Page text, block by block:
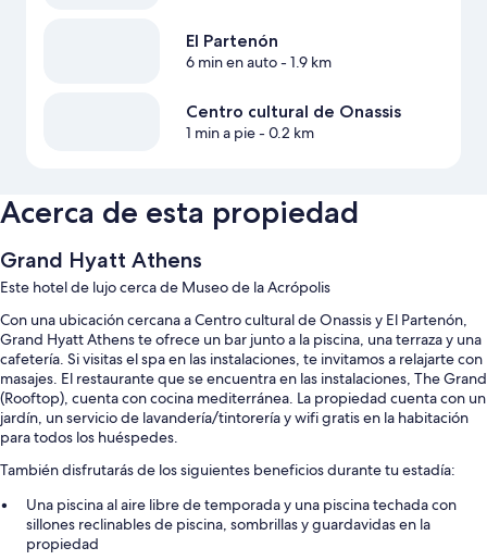
El Partenón
6 min en auto- 1.9 km
Centro cultural de Onassis
1 min a pie- 0.2 km
Acerca de esta propiedad
Grand Hyatt Athens
Este hotel de lujo cerca de Museo de la Acrópolis
Con una ubicación cercana a Centro cultural de Onassis y El Partenón,
Grand Hyatt Athens te ofrece un bar junto a la piscina, una terraza y una
cafetería. Si visitas el spa en las instalaciones, te invitamos a relajarte con
masajes. El restaurante que se encuentra en las instalaciones, The Grand
(Rooftop), cuenta con cocina mediterránea. La propiedad cuenta con un
jardín, un servicio de lavandería/tintorería y wifi gratis en la habitación
para todos los huéspedes.
También disfrutarás de los siguientes beneficios durante tu estadía:
Una piscina al aire libre de temporada y una piscina techada con
sillones reclinables de piscina, sombrillas y guardavidas en la
propiedad